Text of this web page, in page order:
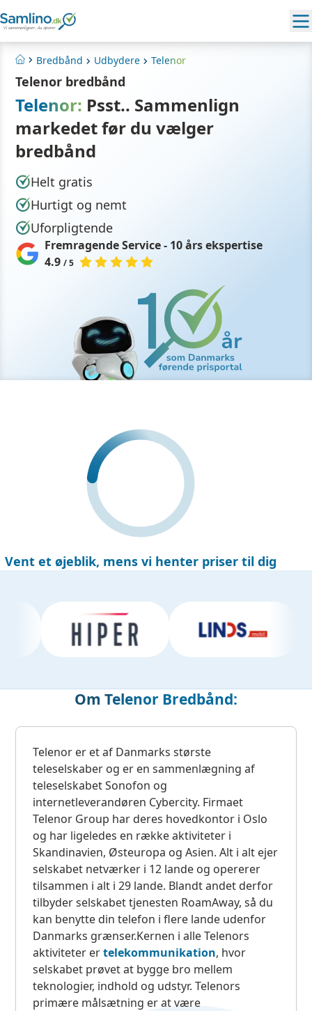
Bredbånd Udbydere Telenor
Telenor bredbånd
Telenor: Psst.. Sammenlign
markedet før du vælger
bredbånd
Helt gratis
Hurtigt og nemt
Uforpligtende
Fremragende Service - 10 års ekspertise
4.9/ 5
Vent et øjeblik, mens vi henter priser til dig
Om Telenor Bredbånd:
Telenor er et af Danmarks største
teleselskaber og er en sammenlægning af
teleselskabet Sonofon og
internetleverandøren Cybercity. Firmaet
Telenor Group har deres hovedkontor i Oslo
og har ligeledes en række aktiviteter i
Skandinavien, Østeuropa og Asien. Alt i alt ejer
selskabet netværker i 12 lande og opererer
tilsammen i alt i 29 lande. Blandt andet derfor
tilbyder selskabet tjenesten RoamAway, så du
kan benytte din telefon i flere lande udenfor
Danmarks grænser.Kernen i alle Telenors
aktiviteter ertelekommunikation, hvor
selskabet prøvet at bygge bro mellem
teknologier, indhold og udstyr. Telenors
primære målsætning er at være